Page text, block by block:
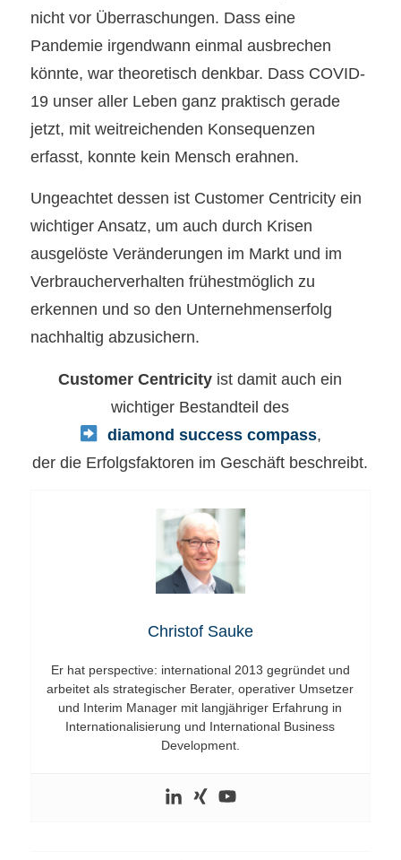
nicht vor Überraschungen. Dass eine
Pandemie irgendwann einmal ausbrechen
könnte, war theoretisch denkbar. Dass COVID-
19 unser aller Leben ganz praktisch gerade
jetzt, mit weitreichenden Konsequenzen
erfasst, konnte kein Mensch erahnen.
Ungeachtet dessen ist Customer Centricity ein
wichtiger Ansatz, um auch durch Krisen
ausgelöste Veränderungen im Markt und im
Verbraucherverhalten frühestmöglich zu
erkennen und so den Unternehmenserfolg
nachhaltig abzusichern.
Customer Centricity ist damit auch ein
wichtiger Bestandteil des
diamond success compass,
der die Erfolgsfaktoren im Geschäft beschreibt.
Christof Sauke
Er hat perspective: international 2013 gegründet und
arbeitet als strategischer Berater, operativer Umsetzer
und Interim Manager mit langjähriger Erfahrung in
Internationalisierung und International Business
Development.